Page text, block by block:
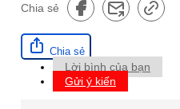
Chia sẻ
Chia sẻ
Lời bình của bạn
Gửi ý kiến